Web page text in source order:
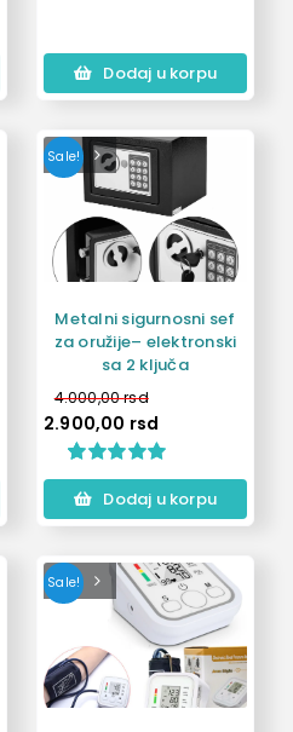
Dodaj u korpu
Sale!
Metalni sigurnosni sef
za oružije– elektronski
sa 2 ključa
4.000,00rsd
2.900,00 rsd
Ocenjeno
5.00 od 5 na
osnovu
1
Dodaj u korpu
Sale!